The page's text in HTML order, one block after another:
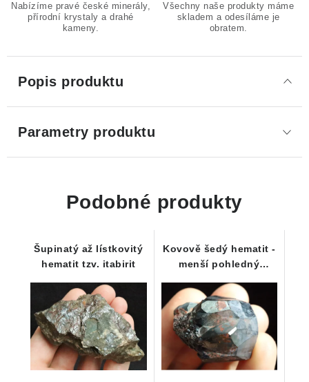
Nabízíme pravé české minerály,
přírodní krystaly a drahé
kameny.
Všechny naše produkty máme
skladem a odesíláme je
obratem.
Popis produktu
Parametry produktu
Podobné produkty
Šupinatý až lístkovitý
hematit tzv. itabirit
Kovově šedý hematit -
menší pohledný